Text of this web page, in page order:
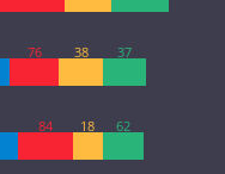
76 38 37
84 18 62